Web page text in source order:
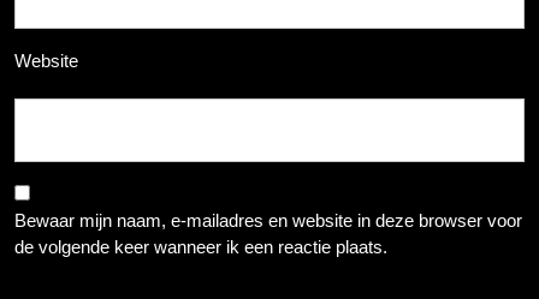
Website
Bewaar mijn naam, e-mailadres en website in deze browser voor
de volgende keer wanneer ik een reactie plaats.